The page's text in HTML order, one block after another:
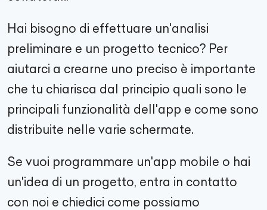
Hai bisogno di effettuare un'analisi
preliminare e un progetto tecnico? Per
aiutarci a crearne uno preciso è importante
che tu chiarisca dal principio quali sono le
principali funzionalità dell'app e come sono
distribuite nelle varie schermate.
Se vuoi programmare un'app mobile o hai
un'idea di un progetto, entra in contatto
con noi e chiedici come possiamo